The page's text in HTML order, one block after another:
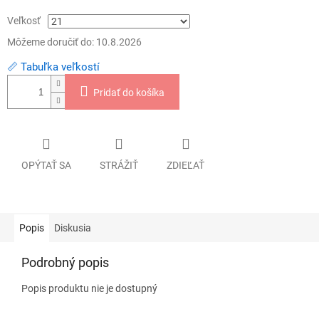
Veľkosť
Môžeme doručiť do: 10.8.2026
📏 Tabuľka veľkostí
Pridať do košíka
OPÝTAŤ SA STRÁŽIŤ ZDIEĽAŤ
Popis Diskusia
Podrobný popis
Popis produktu nie je dostupný